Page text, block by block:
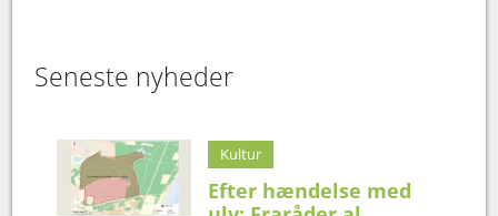
Seneste nyheder
Kultur
Efter hændelse med